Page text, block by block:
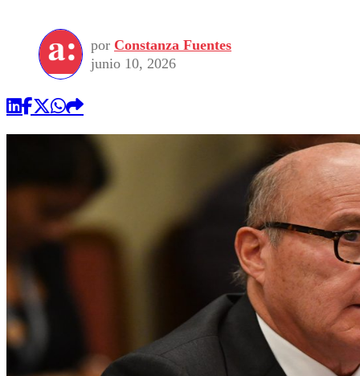
Seleccion Chilena
Torneo Internacional
Universidad de Chile
Economía
Internacional
Sustentabilidad
Publicaciones en medios
Opinión
por Constanza Fuentes
junio 10, 2026